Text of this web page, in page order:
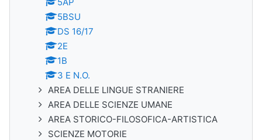
5BSU
DS 16/17
2E
1B
3 E N.O.
AREA DELLE LINGUE STRANIERE
AREA DELLE SCIENZE UMANE
AREA STORICO-FILOSOFICA-ARTISTICA
SCIENZE MOTORIE